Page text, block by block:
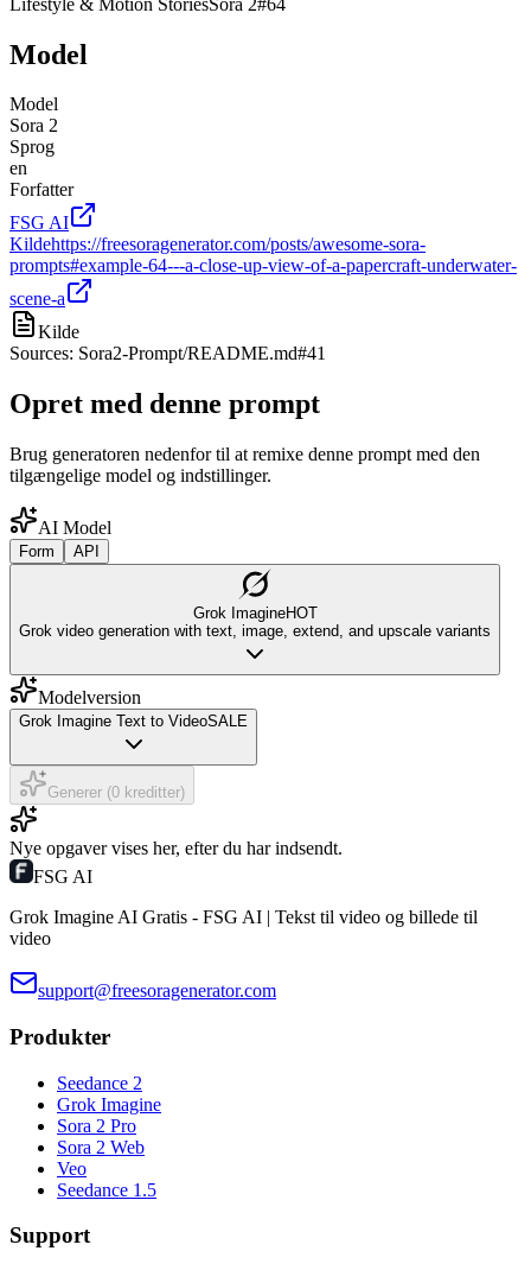
Model
Model
Sora 2
Sprog
en
Forfatter
FSG AI
Kildehttps://freesoragenerator.com/posts/awesome-sora-
prompts#example-64---a-close-up-view-of-a-papercraft-underwater-
scene-a
Kilde
Sources: Sora2-Prompt/README.md#41
Opret med denne prompt
Brug generatoren nedenfor til at remixe denne prompt med den
tilgængelige model og indstillinger.
AI Model
Form API
Grok ImagineHOT
Grok video generation with text, image, extend, and upscale variants
Modelversion
Grok Imagine Text to VideoSALE
Generer (0 kreditter)
Nye opgaver vises her, efter du har indsendt.
FSG AI
Grok Imagine AI Gratis - FSG AI | Tekst til video og billede til
video
support@freesoragenerator.com
Produkter
Seedance 2
Grok Imagine
Sora 2 Pro
Sora 2 Web
Veo
Seedance 1.5
Support